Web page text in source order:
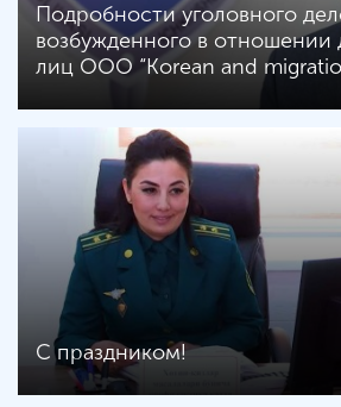
Подробности уголовного
возбужденного в отношении
лиц ООО “Korean аnd
С праздником!